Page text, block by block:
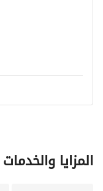
المزايا والخدمات